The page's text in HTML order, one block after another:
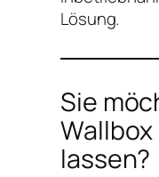
Lösung.
Sie
lassen?